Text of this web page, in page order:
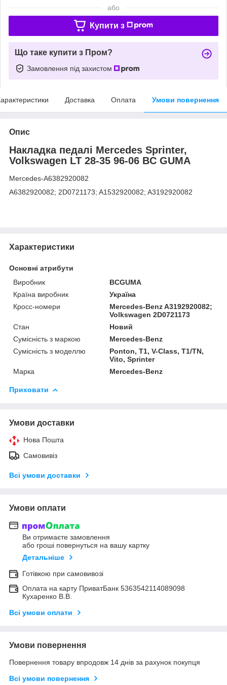
або
Купити з
Що таке купити з Пром?
Замовлення під захистом
Доставка Оплата Умови повернення
Опис
Накладка педалі Mercedes Sprinter,
Volkswagen LT 28-35 96-06 BC GUMA
Mercedes-A6382920082
A6382920082; 2D0721173; A1532920082; A3192920082
Характеристики
Основні атрибути
Виробник
BCGUMA
Країна виробник
Україна
Кросс-номери
Mercedes-Benz A3192920082;
Volkswagen 2D0721173
Стан
Новий
Сумісність з маркою
Mercedes-Benz
Сумісність з моделлю
Ponton, T1, V-Class, T1/TN,
Vito, Sprinter
Марка
Mercedes-Benz
Приховати
Умови доставки
Нова Пошта
Самовивіз
Всі умови доставки
Умови оплати
Ви отримаєте замовлення
або гроші повернуться на вашу картку
Детальніше
Готівкою при самовивозі
Оплата на карту ПриватБанк 5363542114089098
Кухаренко В.В.
Всі умови оплати
Умови повернення
Повернення товару впродовж 14 днів за рахунок покупця
Всі умови повернення